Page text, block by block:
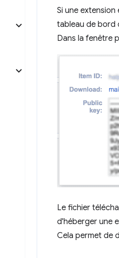
Si une
tableau de bord
Dans la fenêtre
Le fichier
d'héberger une
Cela permet de